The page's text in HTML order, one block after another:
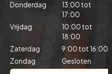
Donderdag
13:00 tot
17:00
Vrijdag
10:00 tot
18:00
Zaterdag
9:00 tot 16:00
Zondag
Gesloten